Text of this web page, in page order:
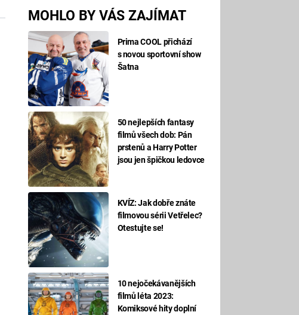
MOHLO BY VÁS ZAJÍMAT
Prima COOL přichází
s novou sportovní show
Šatna
50 nejlepších fantasy
filmů všech dob: Pán
prstenů a Harry Potter
jsou jen špičkou ledovce
KVÍZ: Jak dobře znáte
filmovou sérii Vetřelec?
Otestujte se!
10 nejočekávanějších
filmů léta 2023:
Komiksové hity doplní